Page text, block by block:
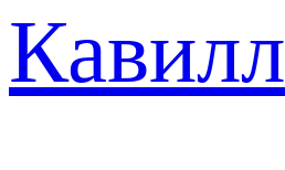
Кавилл